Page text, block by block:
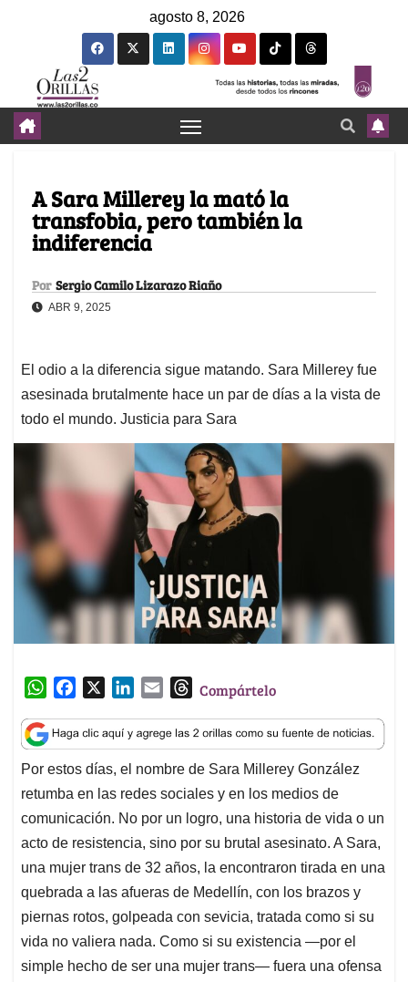
agosto 8, 2026
A Sara Millerey la mató la
transfobia, pero también la
indiferencia
Por Sergio Camilo Lizarazo Riaño
ABR 9, 2025
El odio a la diferencia sigue matando. Sara Millerey fue
asesinada brutalmente hace un par de días a la vista de
todo el mundo. Justicia para Sara
W
a
t
s
A
p
p
c
e
b
o
o
k
n
k
e
d
I
n
a
i
l
T
r
e
a
d
s
Compártelo
Por estos días, el nombre de Sara Millerey González
retumba en las redes sociales y en los medios de
comunicación. No por un logro, una historia de vida o un
acto de resistencia, sino por su brutal asesinato. A Sara,
una mujer trans de 32 años, la encontraron tirada en una
quebrada a las afueras de Medellín, con los brazos y
piernas rotos, golpeada con sevicia, tratada como si su
vida no valiera nada. Como si su existencia —por el
simple hecho de ser una mujer trans— fuera una ofensa